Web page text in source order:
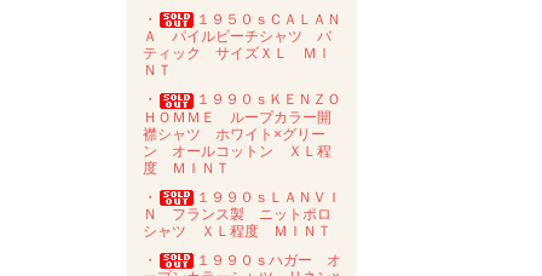
・
１９５０ｓＣＡＬＡＮ
Ａ パイルビーチシャツ バ
ティック サイズＸＬ ＭＩ
ＮＴ
・
１９９０ｓＫＥＮＺＯ
ＨＯＭＭＥ ループカラー開
襟シャツ ホワイト×グリー
ン オールコットン ＸＬ程
度 ＭＩＮＴ
・
１９９０ｓＬＡＮＶＩ
Ｎ フランス製 ニットポロ
シャツ ＸＬ程度 ＭＩＮＴ
・
１９９０ｓハガー オ